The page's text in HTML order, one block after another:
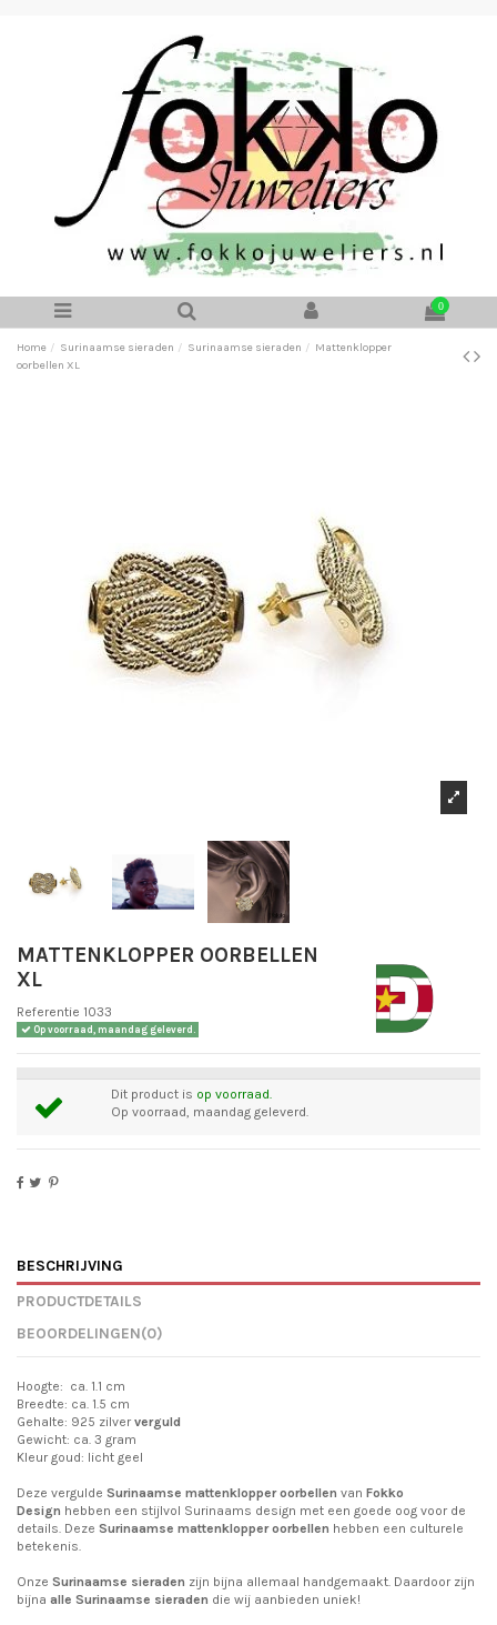
0
Home Surinaamse sieraden Surinaamse sieraden
Mattenklopper
oorbellen XL
MATTENKLOPPER OORBELLEN
XL
Referentie 1033
Op voorraad, maandag geleverd.
Dit product is op voorraad.
Op voorraad, maandag geleverd.
BESCHRIJVING
PRODUCTDETAILS
BEOORDELINGEN(0)
Hoogte: ca. 1.1 cm
Breedte: ca. 1.5 cm
Gehalte: 925 zilver verguld
Gewicht: ca. 3 gram
Kleur goud: licht geel
Deze vergulde Surinaamse mattenklopper oorbellen van Fokko
Design hebben een stijlvol Surinaams design met een goede oog voor de
details. Deze Surinaamse mattenklopper oorbellen hebben een culturele
betekenis.
Onze Surinaamse sieraden zijn bijna allemaal handgemaakt. Daardoor zijn
bijna alle Surinaamse sieraden die wij aanbieden uniek!